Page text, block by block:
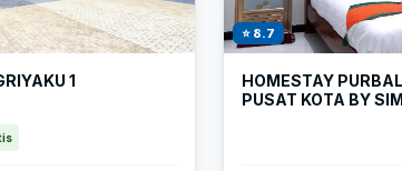
1
⭐ 8.7
HOMESTAY
PUSAT KOTA BY